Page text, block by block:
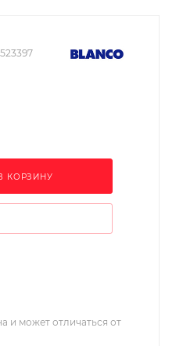
523397
КОРЗИНУ
и может отличаться от